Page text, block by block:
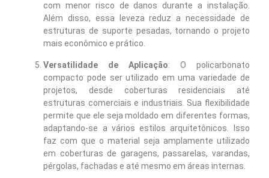
com menor risco de danos durante a instalação.
Além disso, essa leveza reduz a necessidade de
estruturas de suporte pesadas, tornando o projeto
mais econômico e prático.
Versatilidade de Aplicação: O policarbonato
compacto pode ser utilizado em uma variedade de
projetos, desde coberturas residenciais até
estruturas comerciais e industriais. Sua flexibilidade
permite que ele seja moldado em diferentes formas,
adaptando-se a vários estilos arquitetônicos. Isso
faz com que o material seja amplamente utilizado
em coberturas de garagens, passarelas, varandas,
pérgolas, fachadas e até mesmo em áreas internas.